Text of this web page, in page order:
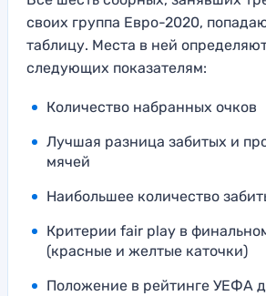
своих группа Евро-2020,
таблицу. Места в ней
следующих показателям:
Количество набранных очков
Лучшая разница забитых и
мячей
Наибольшее количество
Критерии fair play в
(красные и желтые каточки)
Положение в рейтинге УЕФА